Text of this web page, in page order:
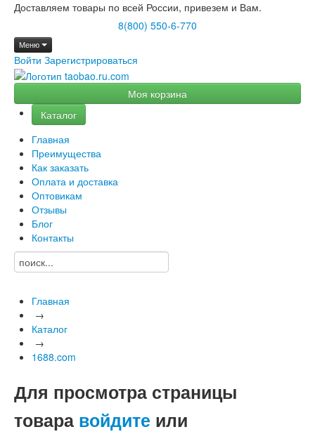
Доставляем товары по всей России, привезем и Вам.
8(800) 550-6-770
Меню
Войти Зарегистрироваться
Моя корзина
Каталог
Главная
Преимущества
Как заказать
Оплата и доставка
Оптовикам
Отзывы
Блог
Контакты
Главная
→
Каталог
→
1688.com
Для просмотра страницы
товара войдите или